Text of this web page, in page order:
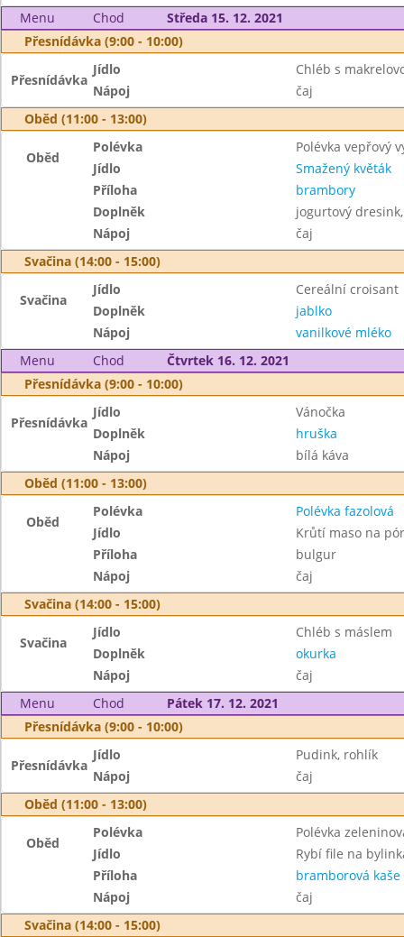
Menu
Chod
Středa 15. 12. 2021
Přesnídávka (9:00 - 10:00)
Přesnídávka
Jídlo
Chléb s
Nápoj
čaj
Oběd (11:00 - 13:00)
Oběd
Polévka
Polévka vepřový
Jídlo
Smažený květák
Příloha
brambory
Doplněk
jogurtový
Nápoj
čaj
Svačina (14:00 - 15:00)
Svačina
Jídlo
Cereální croisant
Doplněk
jablko
Nápoj
vanilkové mléko
Menu
Chod
Čtvrtek 16. 12. 2021
Přesnídávka (9:00 - 10:00)
Přesnídávka
Jídlo
Vánočka
Doplněk
hruška
Nápoj
bílá káva
Oběd (11:00 - 13:00)
Oběd
Polévka
Polévka fazolová
Jídlo
Krůtí maso na
Příloha
bulgur
Nápoj
čaj
Svačina (14:00 - 15:00)
Svačina
Jídlo
Chléb s máslem
Doplněk
okurka
Nápoj
čaj
Menu
Chod
Pátek 17. 12. 2021
Přesnídávka (9:00 - 10:00)
Přesnídávka
Jídlo
Pudink, rohlík
Nápoj
čaj
Oběd (11:00 - 13:00)
Oběd
Polévka
Polévka
Jídlo
Rybí file na
Příloha
bramborová kaše
Nápoj
čaj
Svačina (14:00 - 15:00)